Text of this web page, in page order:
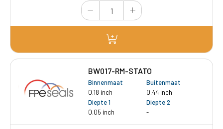
BW017-RM-STATO
Binnenmaat
0.18 inch
Buitenmaat
0.44 inch
Diepte 1
0.05 inch
Diepte 2
-